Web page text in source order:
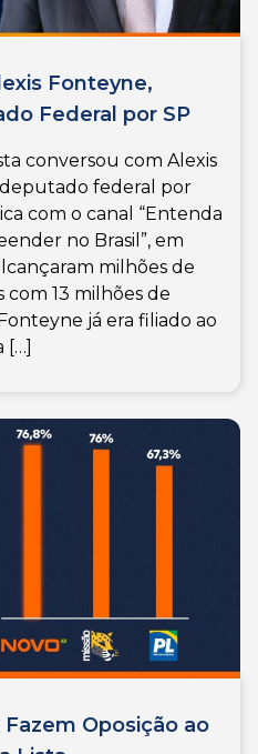
Fonteyne,
Federal por SP
conversou com Alexis
federal por
com o canal “Entenda
no Brasil”, em
milhões de
com 13 milhões de
já era filiado ao
[…]
Oposição ao